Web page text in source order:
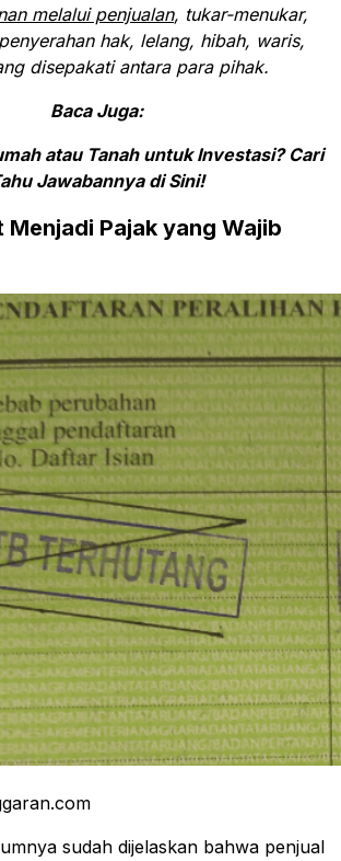
melalui penjualan, tukar-menukar,
hak, lelang, hibah, waris,
disepakati antara para pihak.
Baca Juga:
atau Tanah untuk Investasi? Cari
Jawabannya di Sini!
Menjadi Pajak yang Wajib
sudah dijelaskan bahwa penjual